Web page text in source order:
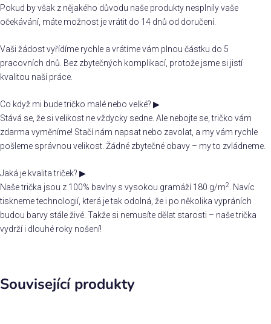
Pokud by však z nějakého důvodu naše produkty nesplnily vaše
očekávání, máte možnost je vrátit do 14 dnů od doručení.
Vaši žádost vyřídíme rychle a vrátíme vám plnou částku do 5
pracovních dnů. Bez zbytečných komplikací, protože jsme si jistí
kvalitou naší práce.
Co když mi bude tričko malé nebo velké? ▶
Stává se, že si velikost ne vždycky sedne. Ale nebojte se, tričko vám
zdarma vyměníme! Stačí nám napsat nebo zavolat, a my vám rychle
pošleme správnou velikost. Žádné zbytečné obavy – my to zvládneme.
Jaká je kvalita triček? ▶
Naše trička jsou z 100% bavlny s vysokou gramáží 180 g/m2
. Navíc
tiskneme technologií, která je tak odolná, že i po několika vypráních
budou barvy stále živé. Takže si nemusíte dělat starosti – naše trička
vydrží i dlouhé roky nošení!
Související produkty